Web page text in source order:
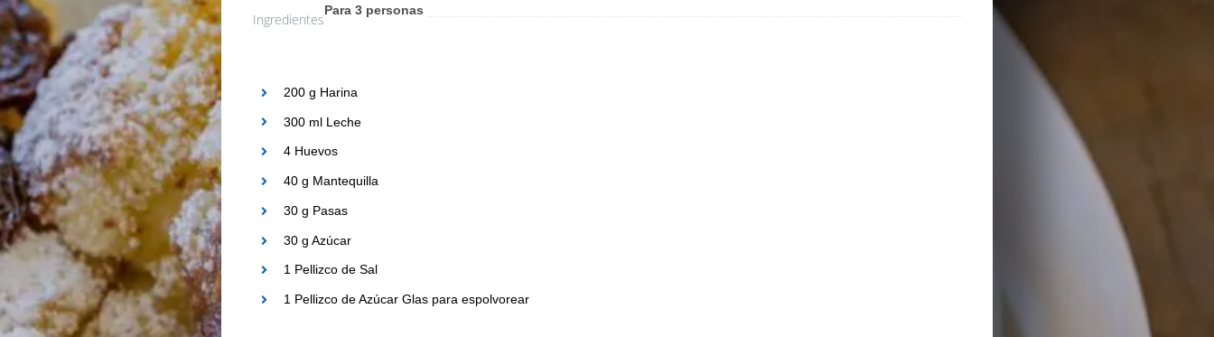
Ingredientes
Para 3 personas
200 g Harina
300 ml Leche
4 Huevos
40 g Mantequilla
30 g Pasas
30 g Azúcar
1 Pellizco de Sal
1 Pellizco de Azúcar Glas para espolvorear